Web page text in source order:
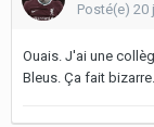
Posté(e) 20
Ouais. J'ai une
Bleus. Ça fait bizarre.